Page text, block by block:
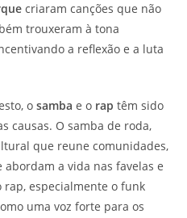
criaram canções que não
trouxeram à tona
a reflexão e a luta
o samba e o rap têm sido
causas. O samba de roda,
que reune comunidades,
a vida nas favelas e
rap, especialmente o funk
uma voz forte para os